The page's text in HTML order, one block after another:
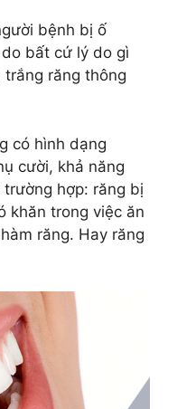
bệnh bị ố
bất cứ lý do gì
răng thông
có hình dạng
cười, khả năng
hợp: răng bị
khăn trong việc ăn
răng. Hay răng